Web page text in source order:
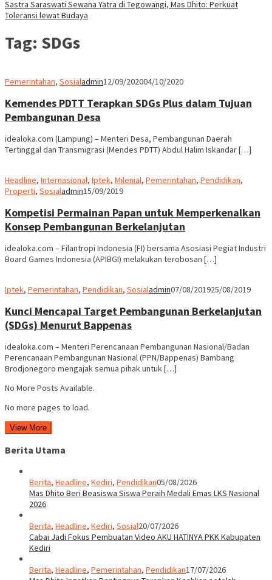
Sastra Saraswati Sewana Yatra di Tegowangi, Mas Dhito: Perkuat
Toleransi lewat Budaya
Tag: SDGs
Pemerintahan, Sosialadmin12/09/202004/10/2020
Kemendes PDTT Terapkan SDGs Plus dalam Tujuan
Pembangunan Desa
idealoka.com (Lampung) – Menteri Desa, Pembangunan Daerah
Tertinggal dan Transmigrasi (Mendes PDTT) Abdul Halim Iskandar […]
Headline, Internasional, Iptek, Milenial, Pemerintahan, Pendidikan,
Properti, Sosialadmin15/09/2019
Kompetisi Permainan Papan untuk Memperkenalkan
Konsep Pembangunan Berkelanjutan
idealoka.com – Filantropi Indonesia (FI) bersama Asosiasi Pegiat Industri
Board Games Indonesia (APIBGI) melakukan terobosan […]
Iptek, Pemerintahan, Pendidikan, Sosialadmin07/08/201925/08/2019
Kunci Mencapai Target Pembangunan Berkelanjutan
(SDGs) Menurut Bappenas
idealoka.com – Menteri Perencanaan Pembangunan Nasional/Badan
Perencanaan Pembangunan Nasional (PPN/Bappenas) Bambang
Brodjonegoro mengajak semua pihak untuk […]
No More Posts Available.
No more pages to load.
View More
Berita Utama
Berita, Headline, Kediri, Pendidikan05/08/2026
Mas Dhito Beri Beasiswa Siswa Peraih Medali Emas LKS Nasional
2026
Berita, Headline, Kediri, Sosial20/07/2026
Cabai Jadi Fokus Pembuatan Video AKU HATINYA PKK Kabupaten
Kediri
Berita, Headline, Pemerintahan, Pendidikan17/07/2026